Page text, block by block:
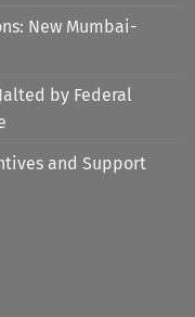
New Mumbai-
by Federal
and Support